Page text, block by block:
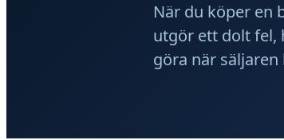
När du köper en
utgör ett dolt fel,
göra när